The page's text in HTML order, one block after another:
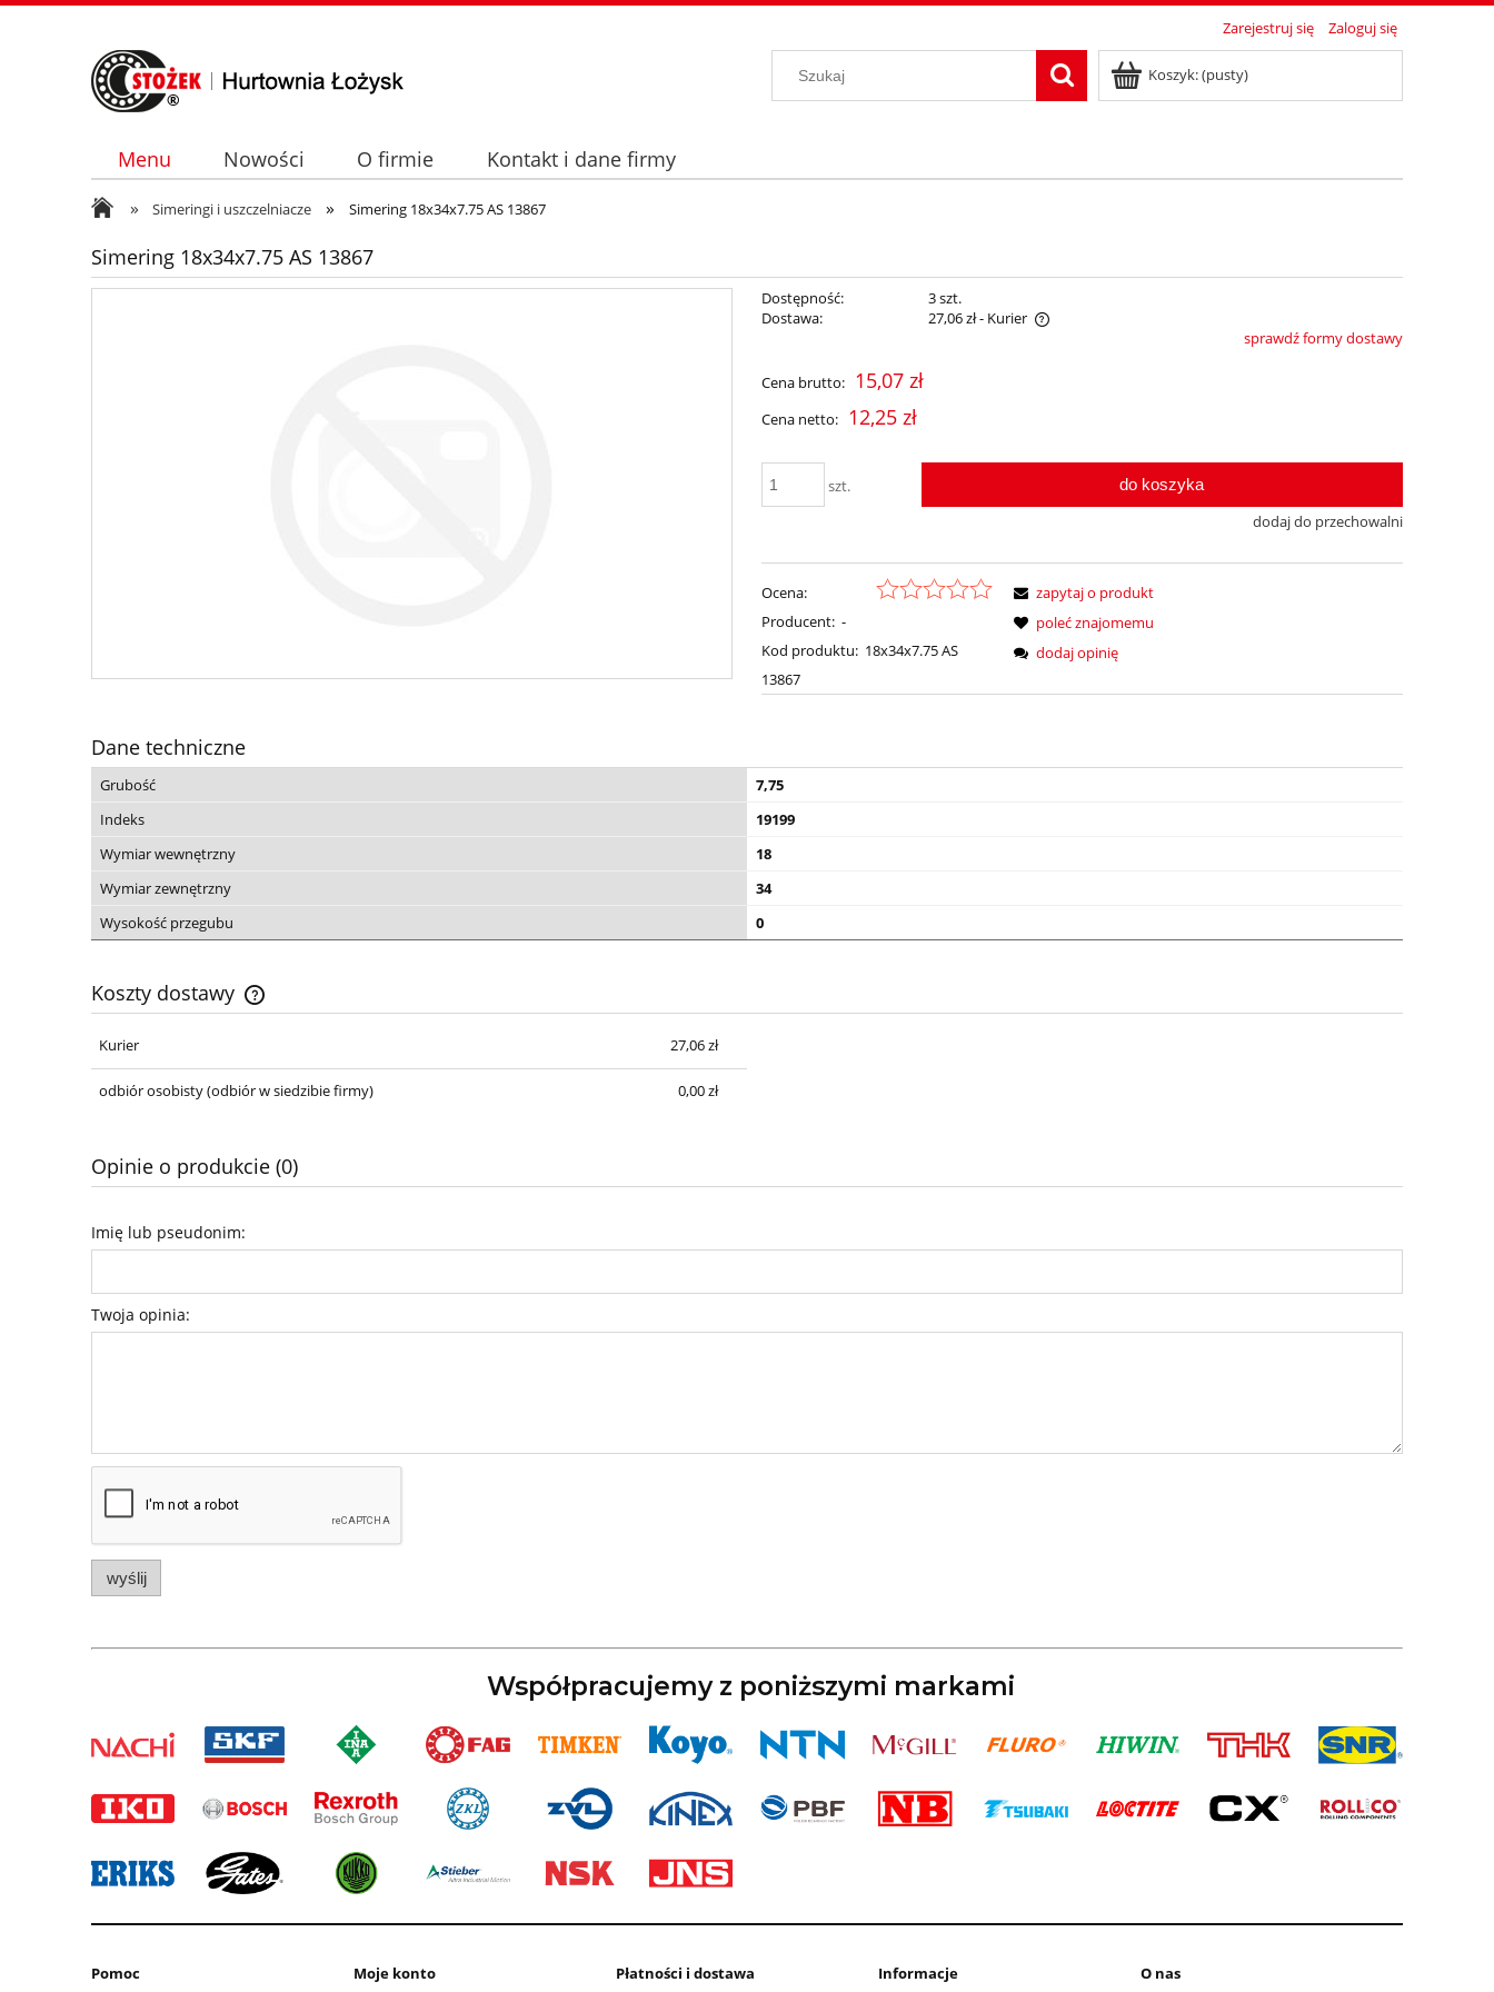
Zarejestruj się Zaloguj się
Koszyk:(pusty)
Menu Nowości O firmie Kontakt i dane firmy
» Simeringi i uszczelniacze » Simering 18x34x7.75 AS 13867
Simering 18x34x7.75 AS 13867
Dostępność:
3 szt.
Dostawa:
27,06 zł- Kurier
płatności
sprawdź formy dostawy
Cena brutto: 15,07 zł
Cena netto: 12,25 zł
szt. do koszyka
dodaj do przechowalni
Ocena:
Producent: -
Kod produktu: 18x34x7.75 AS
13867
zapytaj o produkt
poleć znajomemu
dodaj opinię
Dane techniczne
Grubość
7,75
Indeks
19199
Wymiar wewnętrzny
18
Wymiar zewnętrzny
34
Wysokość przegubu
0
Koszty dostawy
płatności
Kurier 27,06 zł
odbiór osobisty(odbiór w siedzibie firmy) 0,00 zł
Opinie o produkcie (0)
Imię lub pseudonim:
Twoja opinia:
wyślij
Współpracujemy z poniższymi markami
Pomoc Moje konto Płatności i dostawa Informacje O nas